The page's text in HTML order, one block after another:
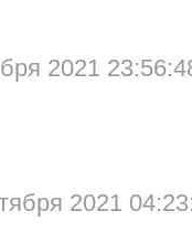
2021
2021